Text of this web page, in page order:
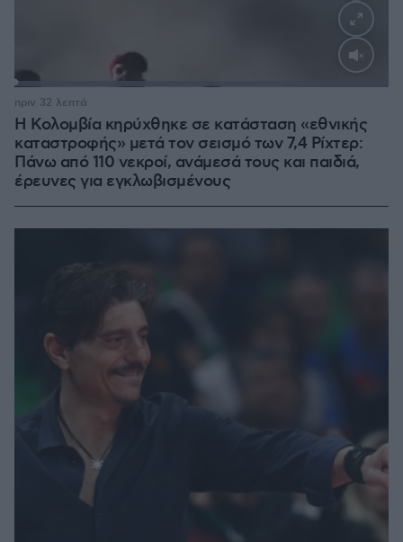
Loaded
Η Κολομβία κηρύχθηκε σε κατάσταση «εθνικής
καταστροφής» μετά τον σεισμό των 7,4 Ρίχτερ:
Πάνω από 110 νεκροί, ανάμεσά τους και παιδιά,
έρευνες για εγκλωβισμένους
πριν 32 λεπτά